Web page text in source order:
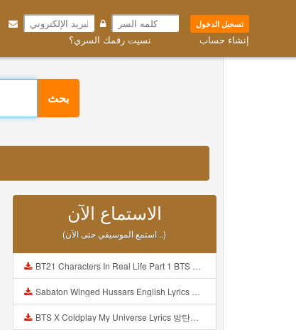
تسجيل الدخول
إنشاء حساب نسيت رقمك السري؟
بحث
الاستماع الآن
(استمع الموسيقي حتى الآن ..)
BT21 Characters In Real Life Part 1 BTS AND BT21 방탄소년단 BT21 BT21아가들은 아빠조아 따라쟁이들 BTS Vs BT21 Mp3
Sabaton Winged Hussars English Lyrics Mp3
BTS X Coldplay My Universe Lyrics 방탄소년단 콜드플레이 My Universe 가사 Color Coded Lyrics Han Rom Eng Mp3